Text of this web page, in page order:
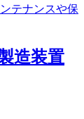
造装置